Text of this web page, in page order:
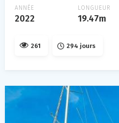
ANNÉE
2022
LONGUEUR
19.47m
261 294 jours